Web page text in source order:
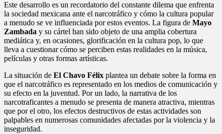
Este desarrollo es un recordatorio del constante dilema que enfrenta
la sociedad mexicana ante el narcotráfico y cómo la cultura popular
a menudo se ve influenciada por estos eventos. La figura de Mayo
Zambada y su cártel han sido objeto de una amplia cobertura
mediática y, en ocasiones, glorificación en la cultura pop, lo que
lleva a cuestionar cómo se perciben estas realidades en la música,
películas y otras formas artísticas.
La situación de El Chavo Félix plantea un debate sobre la forma en
que el narcotráfico es representado en los medios de comunicación y
su efecto en la juventud. Por un lado, la narrativa de los
narcotraficantes a menudo se presenta de manera atractiva, mientras
que por el otro, los efectos destructivos de estas actividades son
palpables en numerosas comunidades afectadas por la violencia y la
inseguridad.